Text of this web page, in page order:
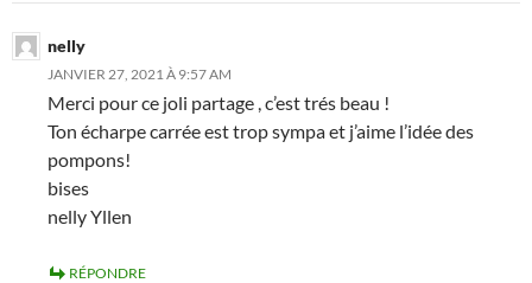
nelly
JANVIER 27, 2021 À 9:57 AM
Merci pour ce joli partage , c’est trés beau !
Ton écharpe carrée est trop sympa et j’aime l’idée des
pompons!
bises
nelly Yllen
RÉPONDRE